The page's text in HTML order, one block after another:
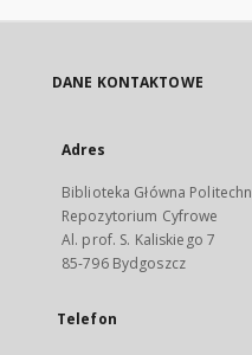
DANE KONTAKTOWE
Adres
Biblioteka Główna
Repozytorium Cyfrowe
Al. prof. S. Kaliskiego 7
85-796 Bydgoszcz
Telefon